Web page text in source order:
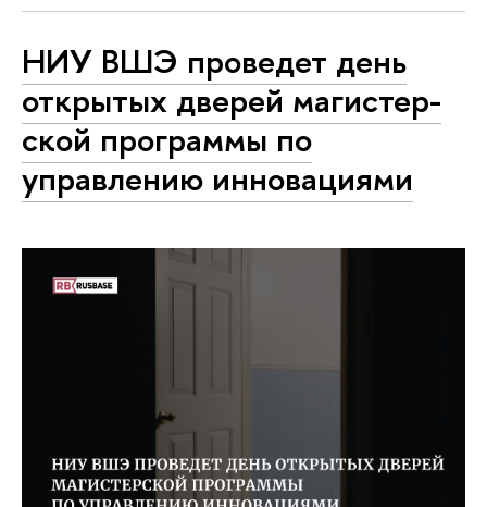
НИУ ВШЭ проведет день
открытых дверей ма­ги­стер­
ской программы по
управлению инновациями